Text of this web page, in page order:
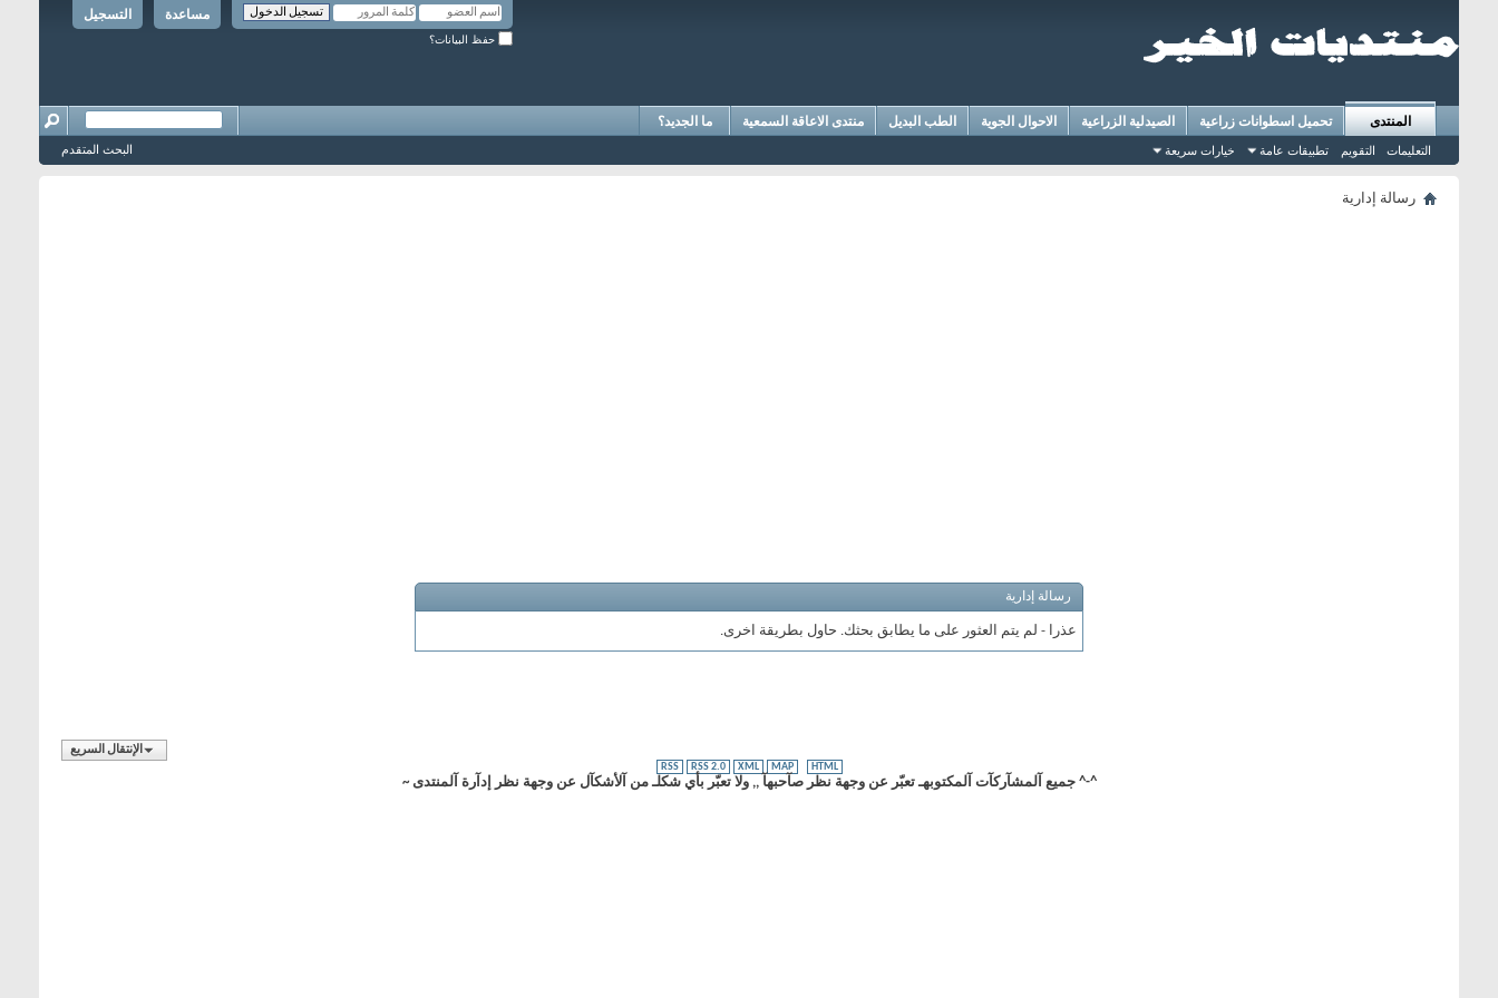
التسجيل مساعدة
حفظ البيانات؟
المنتدى
التعليمات التقويم تطبيقات عامة خيارات سريعة
تحميل اسطوانات زراعية الصيدلية الزراعية الاحوال الجوية الطب البديل منتدى الاعاقة السمعية ما الجديد؟
البحث المتقدم
رسالة إدارية
رسالة إدارية
عذرا - لم يتم العثور على ما يطابق بحثك. حاول بطريقة اخرى.
الإنتقال السريع
RSS
RSS 2.0 XML MAP HTML
^-^ جميع آلمشآركآت آلمكتوبهـ تعبّر عن وجهة نظر صآحبهآ ,, ولا تعبّر بأي شكلـ من آلأشكآل عن وجهة نظر إدآرة آلمنتدى ~